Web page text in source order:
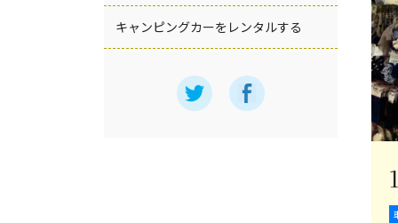
キャンピングカーをレンタルする